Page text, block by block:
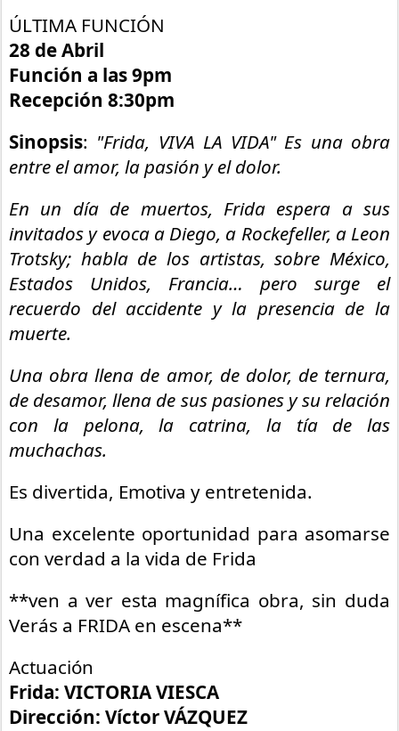
ÚLTIMA FUNCIÓN
28 de Abril
Función a las 9pm
Recepción 8:30pm
Sinopsis: "Frida, VIVA LA VIDA" Es una obra
entre el amor, la pasión y el dolor.
En un día de muertos, Frida espera a sus
invitados y evoca a Diego, a Rockefeller, a Leon
Trotsky; habla de los artistas, sobre México,
Estados Unidos, Francia… pero surge el
recuerdo del accidente y la presencia de la
muerte.
Una obra llena de amor, de dolor, de ternura,
de desamor, llena de sus pasiones y su relación
con la pelona, la catrina, la tía de las
muchachas.
Es divertida, Emotiva y entretenida.
Una excelente oportunidad para asomarse
con verdad a la vida de Frida
**ven a ver esta magnífica obra, sin duda
Verás a FRIDA en escena**
Actuación
Frida: VICTORIA VIESCA
Dirección: Víctor VÁZQUEZ